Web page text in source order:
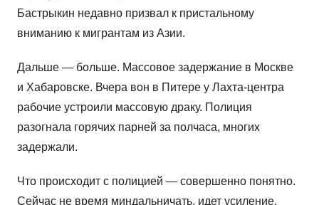
Бастрыкин недавно призвал к пристальному
вниманию к мигрантам из Азии.
Дальше — больше. Массовое задержание в Москве
и Хабаровске. Вчера вон в Питере у Лахта-центра
рабочие устроили массовую драку. Полиция
разогнала горячих парней за полчаса, многих
задержали.
Что происходит с полицией — совершенно понятно.
Сейчас не время миндальничать, идет усиление.